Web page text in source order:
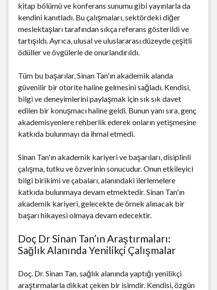
kitap bölümü ve konferans sunumu gibi yayınlarla da
kendini kanıtladı. Bu çalışmaları, sektördeki diğer
meslektaşları tarafından sıkça referans gösterildi ve
tartışıldı. Ayrıca, ulusal ve uluslararası düzeyde çeşitli
ödüller ve övgülerle de onurlandırıldı.
Tüm bu başarılar, Sinan Tan'ın akademik alanda
güvenilir bir otorite haline gelmesini sağladı. Kendisi,
bilgi ve deneyimlerini paylaşmak için sık sık davet
edilen bir konuşmacı haline geldi. Bunun yanı sıra, genç
akademisyenlere rehberlik ederek onların yetişmesine
katkıda bulunmayı da ihmal etmedi.
Sinan Tan'ın akademik kariyeri ve başarıları, disiplinli
çalışma, tutku ve özverinin sonucudur. Onun etkileyici
bilgi birikimi ve çabaları, alanındaki ilerlemelere
katkıda bulunmaya devam etmektedir. Sinan Tan'ın
akademik kariyeri, gelecekte de örnek alınacak bir
başarı hikayesi olmaya devam edecektir.
Doç Dr Sinan Tan’ın Araştırmaları:
Sağlık Alanında Yenilikçi Çalışmalar
Doç. Dr. Sinan Tan, sağlık alanında yaptığı yenilikçi
araştırmalarla dikkat çeken bir isimdir. Kendisi, özgün